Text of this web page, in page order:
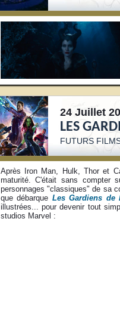
24 Juillet
LES
FUTURS
Après Iron Man, Hulk, Thor et
maturité. C'était sans compter
personnages "classiques" de sa
que débarque Les Gardiens de
illustrées... pour devenir tout
studios Marvel :